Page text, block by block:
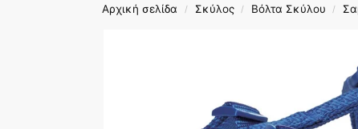
Αρχική σελίδα / Σκύλος / Βόλτα Σκύλου /